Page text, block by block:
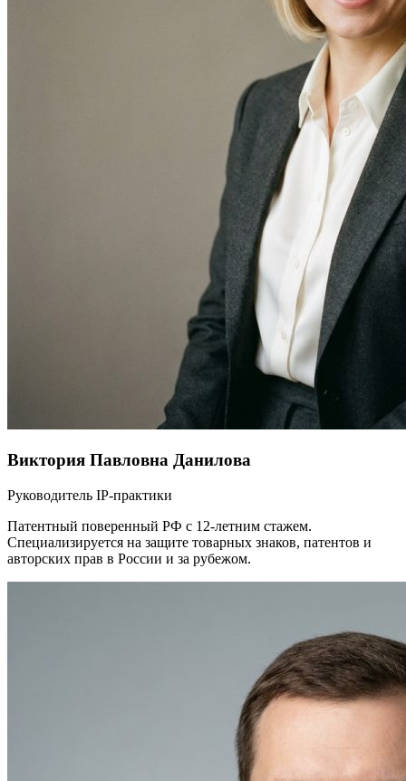
Виктория Павловна Данилова
Руководитель IP-практики
Патентный поверенный РФ с 12-летним стажем.
Специализируется на защите товарных знаков, патентов и
авторских прав в России и за рубежом.